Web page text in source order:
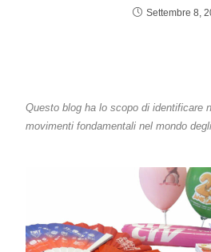
Settembre 8,
Questo blog ha lo scopo di identificare
movimenti fondamentali nel mondo